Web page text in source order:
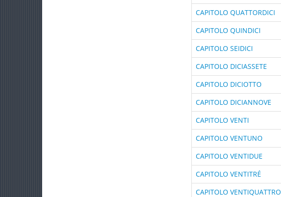
CAPITOLO QUATTORDICI
CAPITOLO QUINDICI
CAPITOLO SEIDICI
CAPITOLO DICIASSETE
CAPITOLO DICIOTTO
CAPITOLO DICIANNOVE
CAPITOLO VENTI
CAPITOLO VENTUNO
CAPITOLO VENTIDUE
CAPITOLO VENTITRÉ
CAPITOLO VENTIQUATTRO